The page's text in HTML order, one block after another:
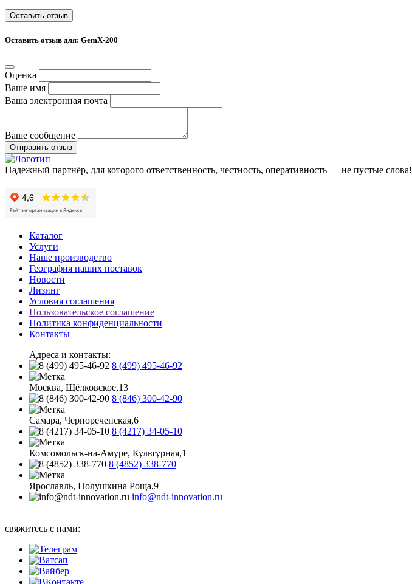
Оставить отзыв
Оставить отзыв для: GemX-200
Оценка
Ваше имя
Ваша электронная почта
Ваше сообщение
Отправить отзыв
Надежный партнёр, для которого ответственность, честность, оперативность — не пустые слова!
Каталог
Услуги
Наше производство
География наших поставок
Новости
Лизинг
Условия соглашения
Пользовательское соглашение
Политика конфиденциальности
Контакты
Адреса и контакты:
8 (499) 495-46-92
Москва, Щёлковское,13
8 (846) 300-42-90
Самара, Чернореченская,6
8 (4217) 34-05-10
Комсомольск-на-Амуре, Культурная,1
8 (4852) 338-770
Ярославль, Полушкина Роща,9
info@ndt-innovation.ru
свяжитесь с нами: